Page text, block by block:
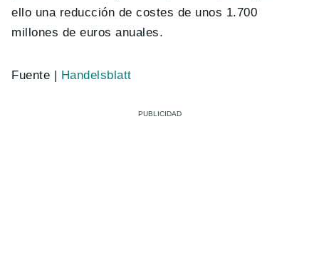
ello una reducción de costes de unos 1.700
millones de euros anuales.
Fuente | Handelsblatt